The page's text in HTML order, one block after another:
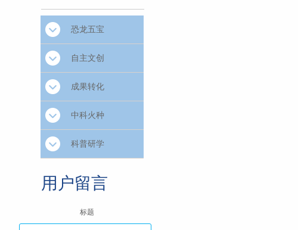
恐龙五宝
自主文创
成果转化
中科火种
科普研学
用户留言
标题